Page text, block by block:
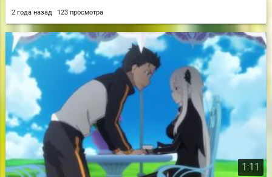
2 года назад 123 просмотра
1:11